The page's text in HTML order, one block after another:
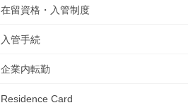
在留資格・入管制度
入管手続
企業内転勤
Residence Card